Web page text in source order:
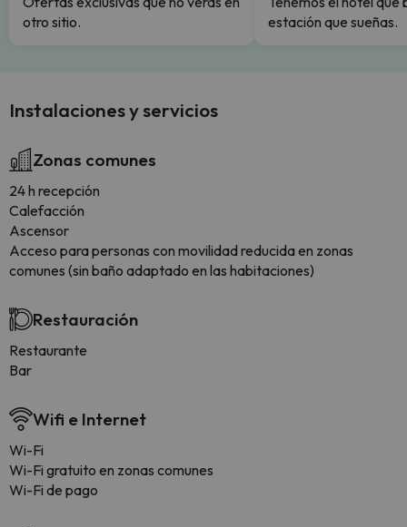
otro sitio.
estación que sueñas.
Instalaciones y servicios
Zonas comunes
24 h recepción
Calefacción
Ascensor
Acceso para personas con movilidad reducida en zonas
comunes (sin baño adaptado en las habitaciones)
Restauración
Restaurante
Bar
Wifi e Internet
Wi-Fi
Wi-Fi gratuito en zonas comunes
Wi-Fi de pago